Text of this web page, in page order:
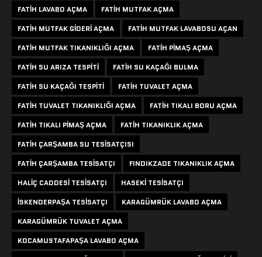
FATIH LAVABO AÇMA
FATIH MUTFAK AÇMA
FATIH MUTFAK GIDERI AÇMA
FATIH MUTFAK LAVABOSU AÇAN
FATIH MUTFAK TIKANIKLIĞI AÇMA
FATIH PIMAŞ AÇMA
FATIH SU ARIZA TESPITI
FATIH SU KAÇAĞI BULMA
FATIH SU KAÇAĞI TESPITI
FATIH TUVALET AÇMA
FATIH TUVALET TIKANIKLIĞI AÇMA
FATIH TIKALI BORU AÇMA
FATIH TIKALI PIMAŞ AÇMA
FATIH TIKANIKLIK AÇMA
FATIH ÇARŞAMBA SU TESISATÇISI
FATIH ÇARŞAMBA TESISATÇI
FINDIKZADE TIKANIKLIK AÇMA
HALIÇ CADDESI TESISATÇI
HASEKI TESISATÇI
ISKENDERPAŞA TESISATÇI
KARAGÜMRÜK LAVABO AÇMA
KARAGÜMRÜK TUVALET AÇMA
KOCAMUSTAFAPAŞA LAVABO AÇMA